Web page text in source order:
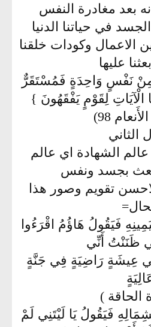
بعد مغادرة النفس
في حياتنا الدنيا
الاعمال وكودات خلقنا
عليها
نَفْسٍ وَاحِدَةٍ فَمُسْتَقَرٌّ
لِقَوْمٍ يَفْقَهُونَ }
98)
الثاني
عالم الشهادة اي عالم
بجسد ونفس
تقويم وصور هذا
فَيَقُولُ هَاؤُمُ اقْرَءُوا
ظَنَنْتُ أَنِّي
عِيشَةٍ رَاضِيَةٍ فِي جَنَّةٍ
الحاقة )
فَيَقُولُ يَا لَيْتَنِي لَمْ